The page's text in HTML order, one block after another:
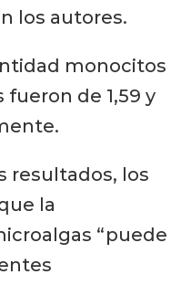
los autores.
monocitos
de 1,59 y
resultados, los
la
“puede